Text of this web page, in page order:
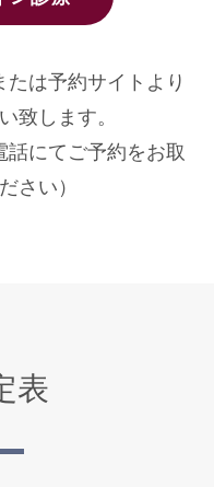
は予約サイトより
致します。
話にてご予約をお取
さい）
表